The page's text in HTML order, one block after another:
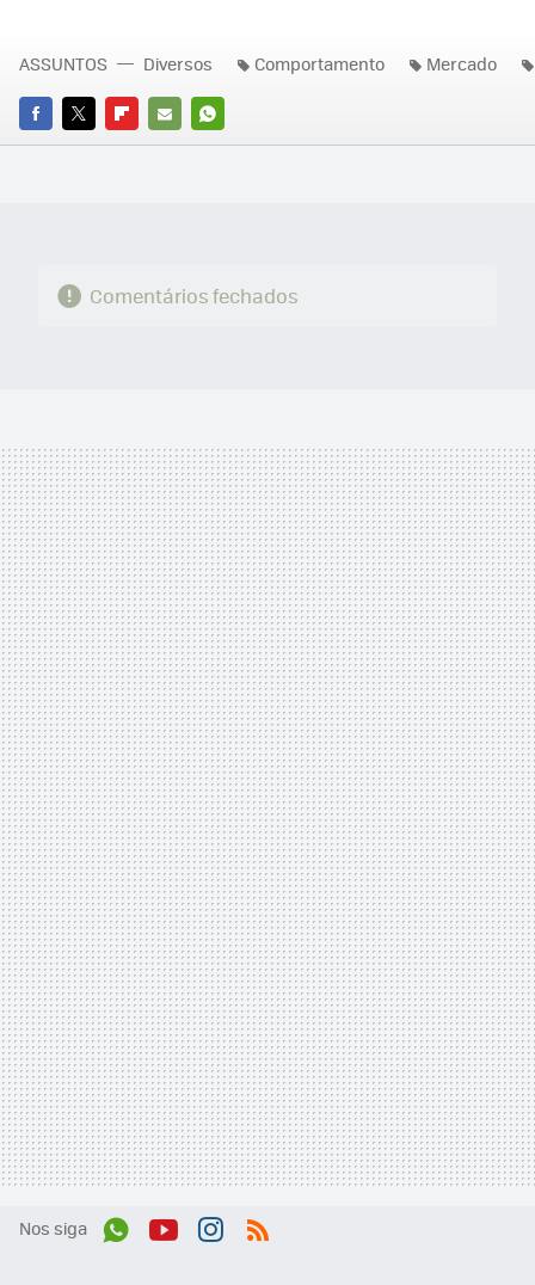
FACEBOOK
TWITTERFLIPBOARD
E-
WHATSAPP
ASSUNTOS Diversos Comportamento Mercado
Comentários fechados
Nos siga